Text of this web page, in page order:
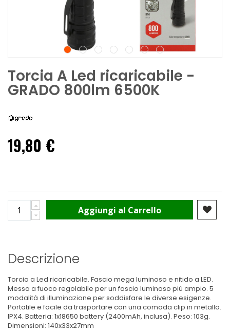
Torcia A Led ricaricabile -
GRADO 800lm 6500K
19,80 €
Aggiungi al Carrello
Descrizione
Torcia a Led ricaricabile. Fascio mega luminoso e nitido a LED.
Messa a fuoco regolabile per un fascio luminoso più ampio. 5
modalità di illuminazione per soddisfare le diverse esigenze.
Portatile e facile da trasportare con una comoda clip in metallo.
IPX4. Batteria: 1x18650 battery (2400mAh, inclusa). Peso: 103g.
Dimensioni: 140x33x27mm